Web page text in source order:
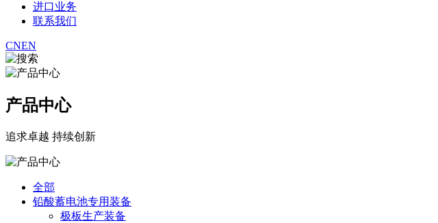
进口业务
联系我们
CNEN
产品中心
追求卓越 持续创新
全部
铅酸蓄电池专用装备
极板生产装备